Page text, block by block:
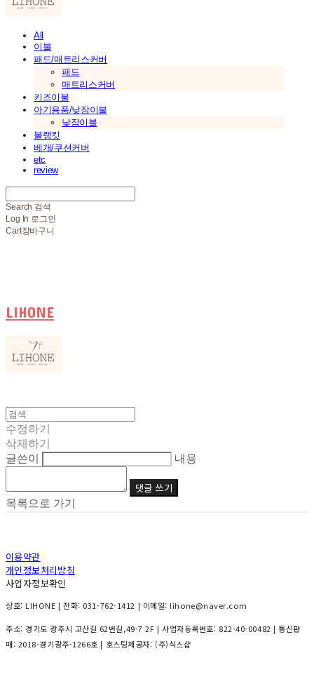
All
이불
패드/매트리스커버
패드
매트리스커버
키즈이불
아기용품/낮잠이불
낮잠이불
블랭킷
베개/쿠션커버
etc
review
Search 검색
Log In 로그인
Cart장바구니
LIHONE
수정하기
삭제하기
글쓴이
내용
댓글 쓰기
목록으로 가기
이용약관
개인정보처리방침
사업자정보확인
상호: LIHONE | 전화: 031-762-1412 | 이메일: lihone@naver.com
주소: 경기도 광주시 고산길 62번길,49-7 2F | 사업자등록번호: 822-40-00482 | 통신판
매: 2018-경기광주-1266호 | 호스팅제공자: (주)식스샵